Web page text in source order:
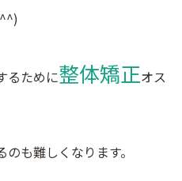
るために整体矯正オス
も難しくなります。